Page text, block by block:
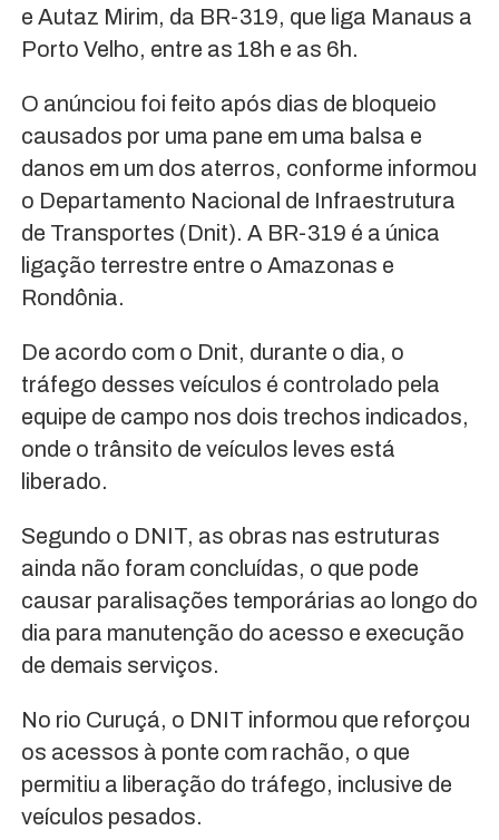
e Autaz Mirim, da BR-319, que liga Manaus a
Porto Velho, entre as 18h e as 6h.
O anúnciou foi feito após dias de bloqueio
causados por uma pane em uma balsa e
danos em um dos aterros, conforme informou
o Departamento Nacional de Infraestrutura
de Transportes (Dnit). A BR-319 é a única
ligação terrestre entre o Amazonas e
Rondônia.
De acordo com o Dnit, durante o dia, o
tráfego desses veículos é controlado pela
equipe de campo nos dois trechos indicados,
onde o trânsito de veículos leves está
liberado.
Segundo o DNIT, as obras nas estruturas
ainda não foram concluídas, o que pode
causar paralisações temporárias ao longo do
dia para manutenção do acesso e execução
de demais serviços.
No rio Curuçá, o DNIT informou que reforçou
os acessos à ponte com rachão, o que
permitiu a liberação do tráfego, inclusive de
veículos pesados.